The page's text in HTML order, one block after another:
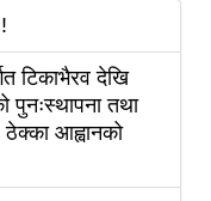
टिकाभैरव देखि
पुनःस्थापना तथा
ठेक्का आह्वानको